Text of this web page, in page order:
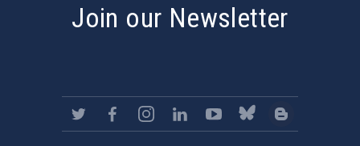
Join our Newsletter